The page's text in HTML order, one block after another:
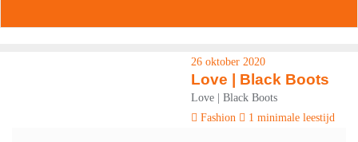
26 oktober 2020
Love | Black Boots
Love | Black Boots
Fashion
1 minimale leestijd